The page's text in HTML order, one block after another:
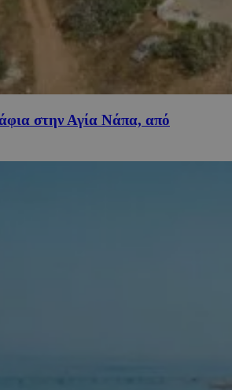
στην Αγία Νάπα, από